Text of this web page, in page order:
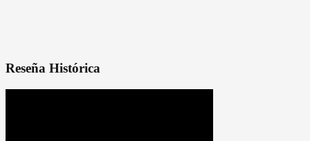
Reseña Histórica